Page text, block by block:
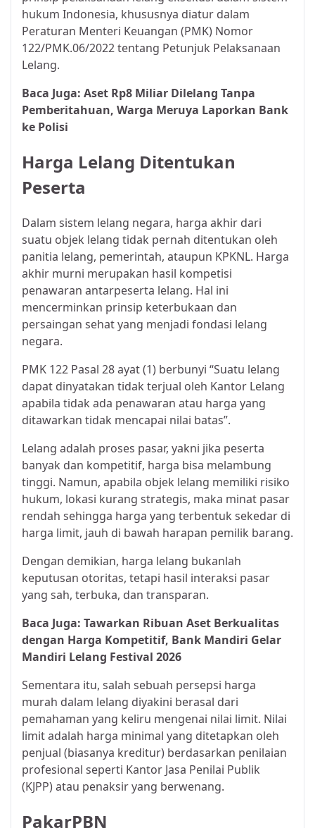
hukum Indonesia, khususnya diatur dalam
Peraturan Menteri Keuangan (PMK) Nomor
122/PMK.06/2022 tentang Petunjuk Pelaksanaan
Lelang.
Baca Juga: Aset Rp8 Miliar Dilelang Tanpa
Pemberitahuan, Warga Meruya Laporkan Bank
ke Polisi
Harga Lelang Ditentukan
Peserta
Dalam sistem lelang negara, harga akhir dari
suatu objek lelang tidak pernah ditentukan oleh
panitia lelang, pemerintah, ataupun KPKNL. Harga
akhir murni merupakan hasil kompetisi
penawaran antarpeserta lelang. Hal ini
mencerminkan prinsip keterbukaan dan
persaingan sehat yang menjadi fondasi lelang
negara.
PMK 122 Pasal 28 ayat (1) berbunyi “Suatu lelang
dapat dinyatakan tidak terjual oleh Kantor Lelang
apabila tidak ada penawaran atau harga yang
ditawarkan tidak mencapai nilai batas”.
Lelang adalah proses pasar, yakni jika peserta
banyak dan kompetitif, harga bisa melambung
tinggi. Namun, apabila objek lelang memiliki risiko
hukum, lokasi kurang strategis, maka minat pasar
rendah sehingga harga yang terbentuk sekedar di
harga limit, jauh di bawah harapan pemilik barang.
Dengan demikian, harga lelang bukanlah
keputusan otoritas, tetapi hasil interaksi pasar
yang sah, terbuka, dan transparan.
Baca Juga: Tawarkan Ribuan Aset Berkualitas
dengan Harga Kompetitif, Bank Mandiri Gelar
Mandiri Lelang Festival 2026
Sementara itu, salah sebuah persepsi harga
murah dalam lelang diyakini berasal dari
pemahaman yang keliru mengenai nilai limit. Nilai
limit adalah harga minimal yang ditetapkan oleh
penjual (biasanya kreditur) berdasarkan penilaian
profesional seperti Kantor Jasa Penilai Publik
(KJPP) atau penaksir yang berwenang.
PakarPBN